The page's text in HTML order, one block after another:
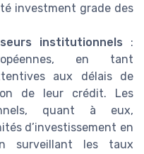
investment grade des
institutionnels :
en tant
aux délais de
de leur crédit. Les
quant à eux,
d’investissement en
surveillant les taux